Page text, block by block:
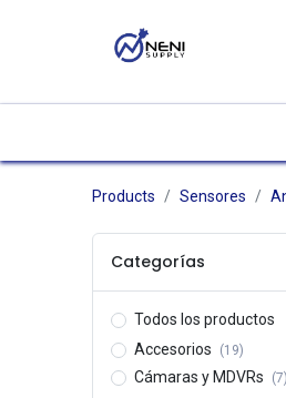
Products Sensores
Categorías
Todos los productos
Accesorios
(19)
Cámaras y MDVRs (7)